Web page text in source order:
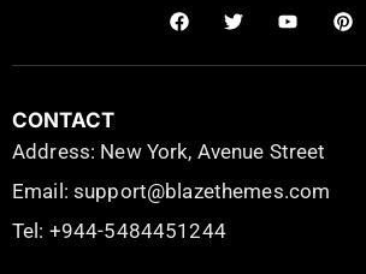
CONTACT
Address: New York, Avenue Street
Email: support@blazethemes.com
Tel: +944-5484451244